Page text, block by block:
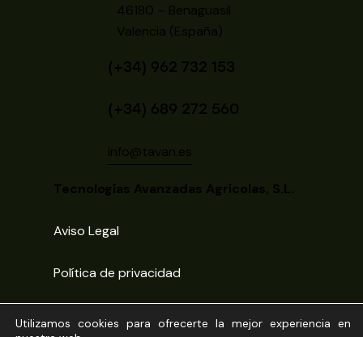
46180 – Benaguasil
Valencia (España)
(+34) 962 732 153
(+34) 689 272 560
info@tavan.es
Tecnologías Avanzadas Agrícolas, S.L.
Aviso Legal
Política de privacidad
Utilizamos cookies para ofrecerte la mejor experiencia en